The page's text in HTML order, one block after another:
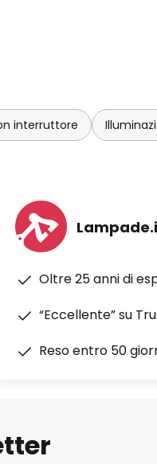
interruttore
Oltre 25 anni di
“Eccellente” su
Reso entro 50